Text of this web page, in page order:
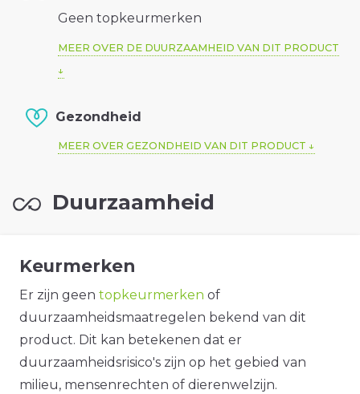
Geen topkeurmerken
MEER OVER DE DUURZAAMHEID VAN DIT PRODUCT
Gezondheid
MEER OVER GEZONDHEID VAN DIT PRODUCT
Duurzaamheid
Keurmerken
Er zijn geen topkeurmerken of
duurzaamheidsmaatregelen bekend van dit
product. Dit kan betekenen dat er
duurzaamheidsrisico's zijn op het gebied van
milieu, mensenrechten of dierenwelzijn.